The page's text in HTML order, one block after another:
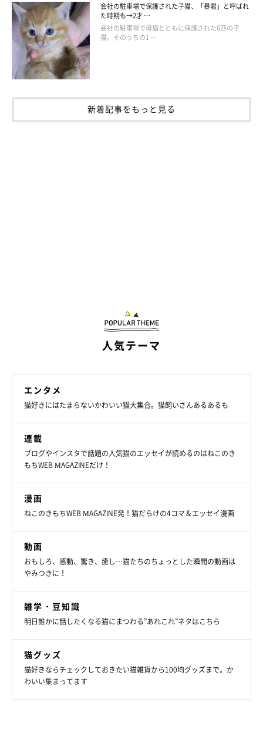
tamtam プロフィール
動物病院で動物看護士として勤務後、現在は個人で犬猫を預かり
里親を探す「一時預かりボランティア」を続けている。犬猫の保
護や介護について、大変な現実だけでなく、楽しさ・幸せをSNS
で発信し大きな話題に。
2022年「たまさんちのホゴイヌ」（世界文化社）
まさんちのホゴネコ」（世界文化社）を出版。著者印税を動物福
祉活動に充てている。
instagram： @tamtam__111
会社の駐車場で保護された子猫、「暴君」と呼ばれ
た時期も→2才 …
会社の駐車場で母猫とともに保護された6匹の子
猫。そのうちの1 …
新着記事をもっと見る
人気テーマ
エンタメ
猫好きにはたまらないかわいい猫大集合。猫飼いさんあるあるも
連載
ブログやインスタで話題の人気猫のエッセイが読めるのはねこのき
もちWEB MAGAZINEだけ！
漫画
ねこのきもちWEB MAGAZINE発！猫だらけの4コマ＆エッセイ漫画
動画
おもしろ、感動、驚き、癒し…猫たちのちょっとした瞬間の動画は
やみつきに！
雑学・豆知識
明日誰かに話したくなる猫にまつわる”あれこれ”ネタはこちら
猫グッズ
猫好きならチェックしておきたい猫雑貨から100均グッズまで。か
わいい集まってます